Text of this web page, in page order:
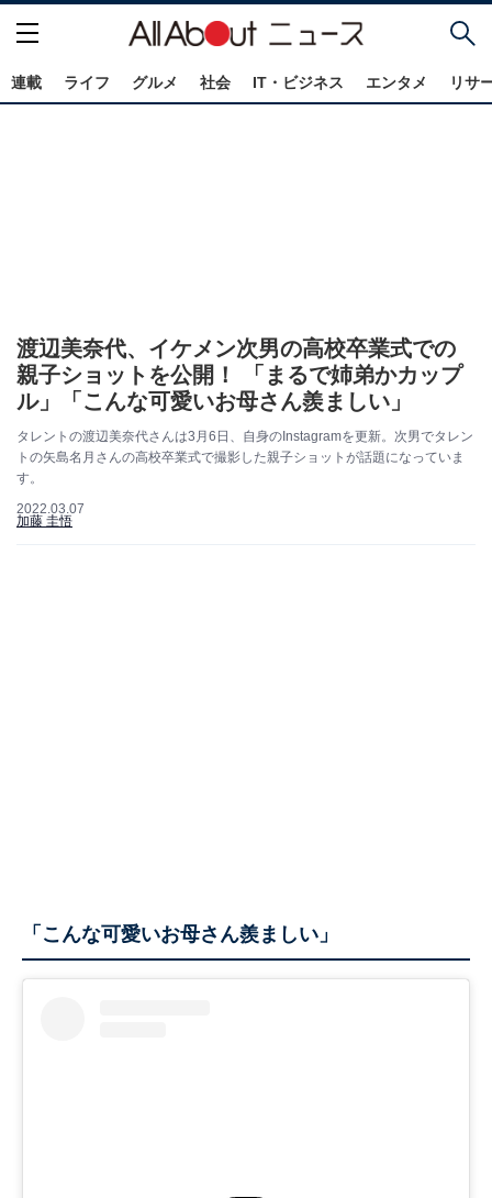
連載 ライフ グルメ 社会 IT・ビジネス エンタメ リサ
渡辺美奈代、イケメン次男の高校卒業式での
親子ショットを公開！ 「まるで姉弟かカップ
ル」「こんな可愛いお母さん羨ましい」
タレントの渡辺美奈代さんは3月6日、自身のInstagramを更新。次男でタレン
トの矢島名月さんの高校卒業式で撮影した親子ショットが話題になっていま
す。
2022.03.07
加藤 圭悟
「こんな可愛いお母さん羨ましい」